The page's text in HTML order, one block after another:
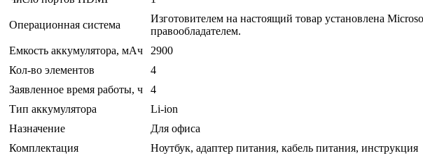
Операционная система
Изготовителем на настоящий товар установлена
правообладателем.
Емкость аккумулятора, мАч
2900
Кол-во элементов
4
Заявленное время работы, ч
4
Тип аккумулятора
Li-ion
Назначение
Для офиса
Комплектация
Ноутбук, адаптер питания, кабель питания, инструкция